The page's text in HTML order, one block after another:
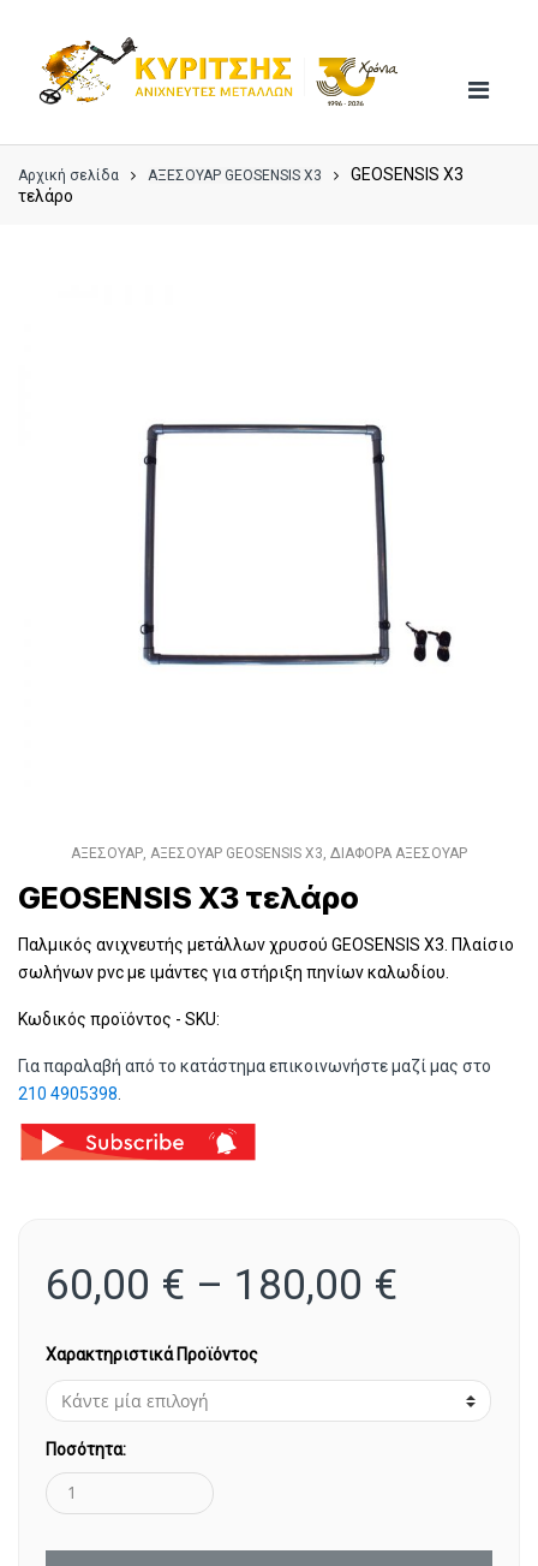
navigation
content
Αρχική σελίδα ΑΞΕΣΟΥΑΡ GEOSENSIS X3
GEOSENSIS X3
τελάρο
ΑΞΕΣΟΥΑΡ ΑΞΕΣΟΥΑΡ GEOSENSIS X3 ΔΙΑΦΟΡΑ ΑΞΕΣΟΥΑΡ
GEOSENSIS X3 τελάρο
Παλμικός ανιχνευτής μετάλλων χρυσού GEOSENSIS X3. Πλαίσιο
σωλήνων pvc με ιμάντες για στήριξη πηνίων καλωδίου.
Κωδικός προϊόντος - SKU:
Για παραλαβή από το κατάστημα επικοινωνήστε μαζί μας στο
210 4905398
60,00 € – 180,00 €
Χαρακτηριστικά Προϊόντος
Ποσότητα: